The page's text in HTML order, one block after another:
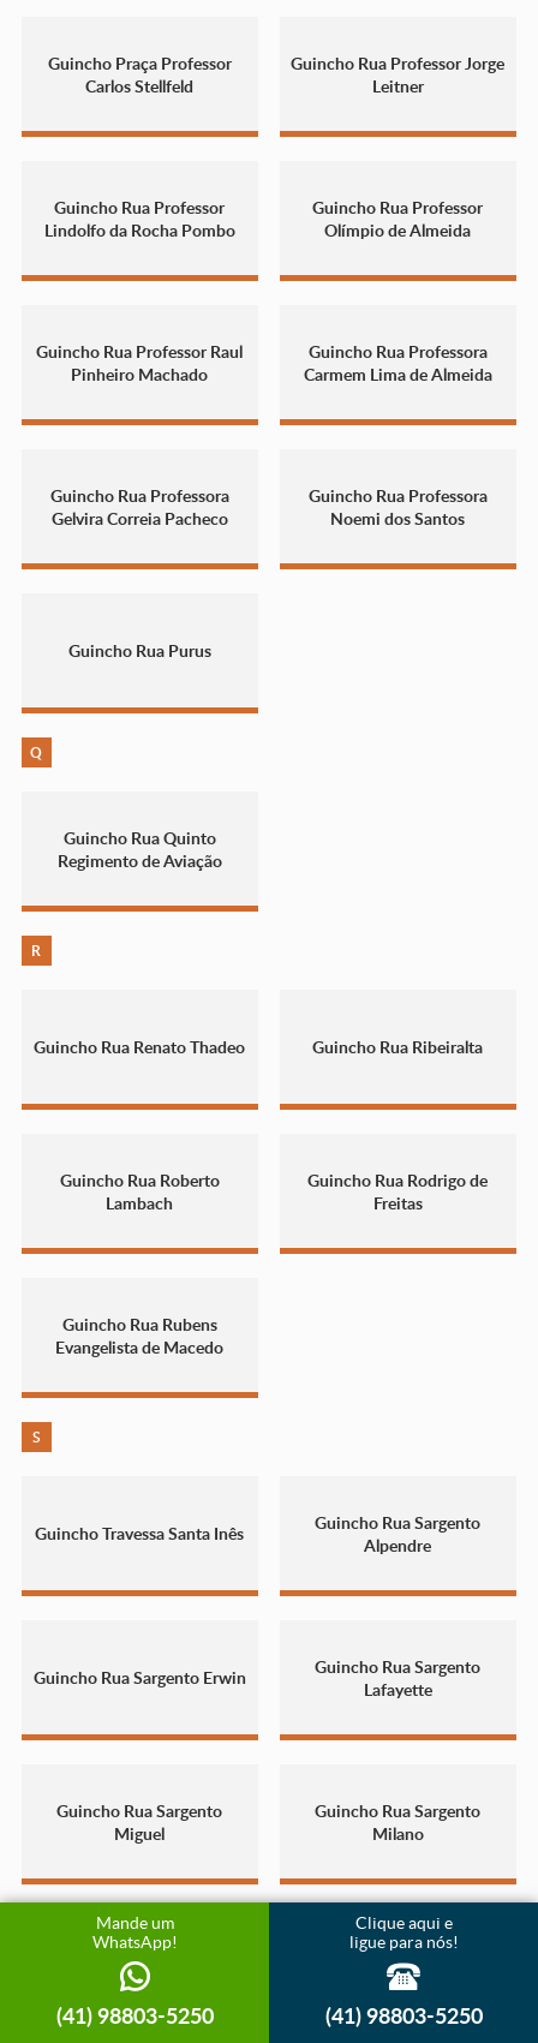
Guincho Praça Professor
Carlos Stellfeld
Guincho Rua Professor Jorge
Leitner
Guincho Rua Professor
Lindolfo da Rocha Pombo
Guincho Rua Professor
Olímpio de Almeida
Guincho Rua Professor Raul
Pinheiro Machado
Guincho Rua Professora
Carmem Lima de Almeida
Guincho Rua Professora
Gelvira Correia Pacheco
Guincho Rua Professora
Noemi dos Santos
Guincho Rua Purus
Q
Guincho Rua Quinto
Regimento de Aviação
R
Guincho Rua Renato Thadeo Guincho Rua Ribeiralta
Guincho Rua Roberto
Lambach
Guincho Rua Rodrigo de
Freitas
Guincho Rua Rubens
Evangelista de Macedo
S
Guincho Travessa Santa Inês
Guincho Rua Sargento
Alpendre
Guincho Rua Sargento Erwin
Guincho Rua Sargento
Lafayette
Guincho Rua Sargento
Miguel
Guincho Rua Sargento
Milano
Guincho Rua Sargento Pedro
Nunes Pereira
Guincho Rua Sargento
Roberto Maciel
Mande um
WhatsApp!
(41) 98803-5250
Clique aqui e
ligue para nós!
(41) 98803-5250